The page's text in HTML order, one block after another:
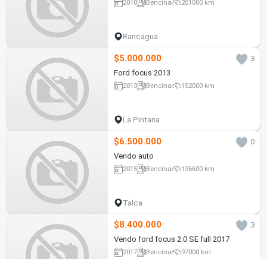
2010 Bencina 201000 km
Rancagua
$5.000.000
3
Ford focus 2013
2013 Bencina 152000 km
La Pintana
$6.500.000
0
Vendo auto
2015 Bencina 136600 km
Talca
$8.400.000
3
Vendo ford focus 2.0 SE full 2017
2017 Bencina 97000 km